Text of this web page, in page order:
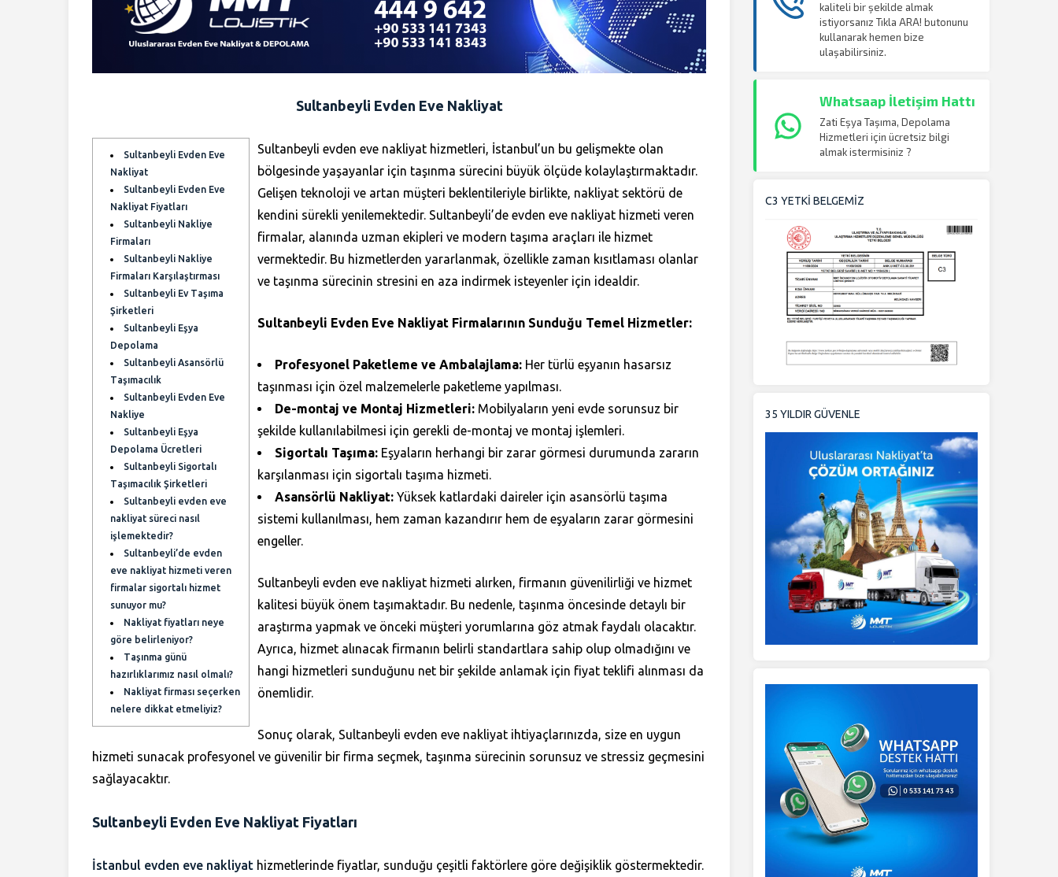
Sultanbeyli Evden Eve Nakliyat
Sultanbeyli Evden Eve
Nakliyat
Sultanbeyli Evden Eve
Nakliyat Fiyatları
Sultanbeyli Nakliye
Firmaları
Sultanbeyli Nakliye
Firmaları Karşılaştırması
Sultanbeyli Ev Taşıma
Şirketleri
Sultanbeyli Eşya
Depolama
Sultanbeyli Asansörlü
Taşımacılık
Sultanbeyli Evden Eve
Nakliye
Sultanbeyli Eşya
Depolama Ücretleri
Sultanbeyli Sigortalı
Taşımacılık Şirketleri
Sultanbeyli evden eve
nakliyat süreci nasıl
işlemektedir?
Sultanbeyli’de evden
eve nakliyat hizmeti veren
firmalar sigortalı hizmet
sunuyor mu?
Nakliyat fiyatları neye
göre belirleniyor?
Taşınma günü
hazırlıklarımız nasıl olmalı?
Nakliyat firması seçerken
nelere dikkat etmeliyiz?
Sultanbeyli evden eve nakliyat hizmetleri, İstanbul’un bu gelişmekte olan
bölgesinde yaşayanlar için taşınma sürecini büyük ölçüde kolaylaştırmaktadır.
Gelişen teknoloji ve artan müşteri beklentileriyle birlikte, nakliyat sektörü de
kendini sürekli yenilemektedir. Sultanbeyli’de evden eve nakliyat hizmeti veren
firmalar, alanında uzman ekipleri ve modern taşıma araçları ile hizmet
vermektedir. Bu hizmetlerden yararlanmak, özellikle zaman kısıtlaması olanlar
ve taşınma sürecinin stresini en aza indirmek isteyenler için idealdir.
Sultanbeyli Evden Eve Nakliyat Firmalarının Sunduğu Temel Hizmetler:
Profesyonel Paketleme ve Ambalajlama: Her türlü eşyanın hasarsız
taşınması için özel malzemelerle paketleme yapılması.
De-montaj ve Montaj Hizmetleri: Mobilyaların yeni evde sorunsuz bir
şekilde kullanılabilmesi için gerekli de-montaj ve montaj işlemleri.
Sigortalı Taşıma: Eşyaların herhangi bir zarar görmesi durumunda zararın
karşılanması için sigortalı taşıma hizmeti.
Asansörlü Nakliyat: Yüksek katlardaki daireler için asansörlü taşıma
sistemi kullanılması, hem zaman kazandırır hem de eşyaların zarar görmesini
engeller.
Sultanbeyli evden eve nakliyat hizmeti alırken, firmanın güvenilirliği ve hizmet
kalitesi büyük önem taşımaktadır. Bu nedenle, taşınma öncesinde detaylı bir
araştırma yapmak ve önceki müşteri yorumlarına göz atmak faydalı olacaktır.
Ayrıca, hizmet alınacak firmanın belirli standartlara sahip olup olmadığını ve
hangi hizmetleri sunduğunu net bir şekilde anlamak için fiyat teklifi alınması da
önemlidir.
Sonuç olarak, Sultanbeyli evden eve nakliyat ihtiyaçlarınızda, size en uygun
hizmeti sunacak profesyonel ve güvenilir bir firma seçmek, taşınma sürecinin sorunsuz ve stressiz geçmesini
sağlayacaktır.
Sultanbeyli Evden Eve Nakliyat Fiyatları
İstanbul evden eve nakliyat hizmetlerinde fiyatlar, sunduğu çeşitli faktörlere göre değişiklik göstermektedir.
kaliteli bir şekilde almak
istiyorsanız Tıkla ARA! butonunu
kullanarak hemen bize
ulaşabilirsiniz.
Whatsaap İletişim Hattı
Zati Eşya Taşıma, Depolama
Hizmetleri için ücretsiz bilgi
almak istermisiniz ?
C3 YETKİ BELGEMİZ
35 YILDIR GÜVENLE